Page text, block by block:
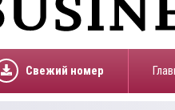
Свежий номер